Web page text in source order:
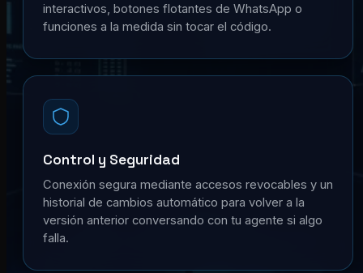
interactivos, botones flotantes de WhatsApp o
funciones a la medida sin tocar el código.
Control y Seguridad
Conexión segura mediante accesos revocables y un
historial de cambios automático para volver a la
versión anterior conversando con tu agente si algo
falla.